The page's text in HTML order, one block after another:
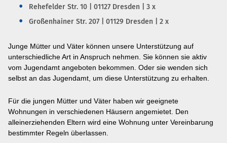
Rehefelder Str. 10 | 01127 Dresden | 3 x
Großenhainer Str. 207 | 01129 Dresden | 2 x
Junge Mütter und Väter können unsere Unterstützung auf
unterschiedliche Art in Anspruch nehmen. Sie können sie aktiv
vom Jugendamt angeboten bekommen. Oder sie wenden sich
selbst an das Jugendamt, um diese Unterstützung zu erhalten.
Für die jungen Mütter und Väter haben wir geeignete
Wohnungen in verschiedenen Häusern angemietet. Den
alleinerziehenden Eltern wird eine Wohnung unter Vereinbarung
bestimmter Regeln überlassen.